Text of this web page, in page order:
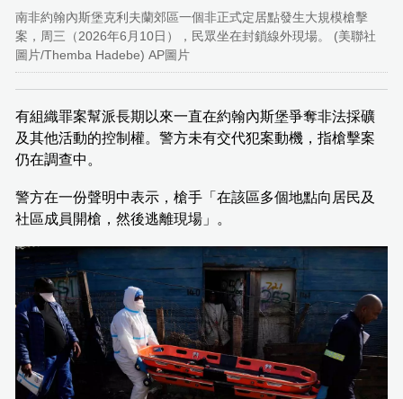
南非約翰內斯堡克利夫蘭郊區一個非正式定居點發生大規模槍擊
案，周三（2026年6月10日），民眾坐在封鎖線外現場。 (美聯社
圖片/Themba Hadebe) AP圖片
有組織罪案幫派長期以來一直在約翰內斯堡爭奪非法採礦
及其他活動的控制權。警方未有交代犯案動機，指槍擊案
仍在調查中。
警方在一份聲明中表示，槍手「在該區多個地點向居民及
社區成員開槍，然後逃離現場」。